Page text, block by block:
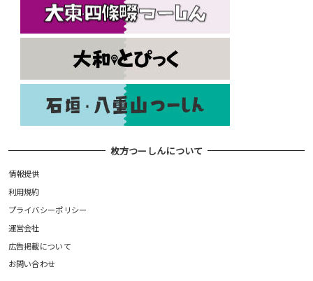
枚方つーしんについて
情報提供
利用規約
プライバシーポリシー
運営会社
広告掲載について
お問い合わせ